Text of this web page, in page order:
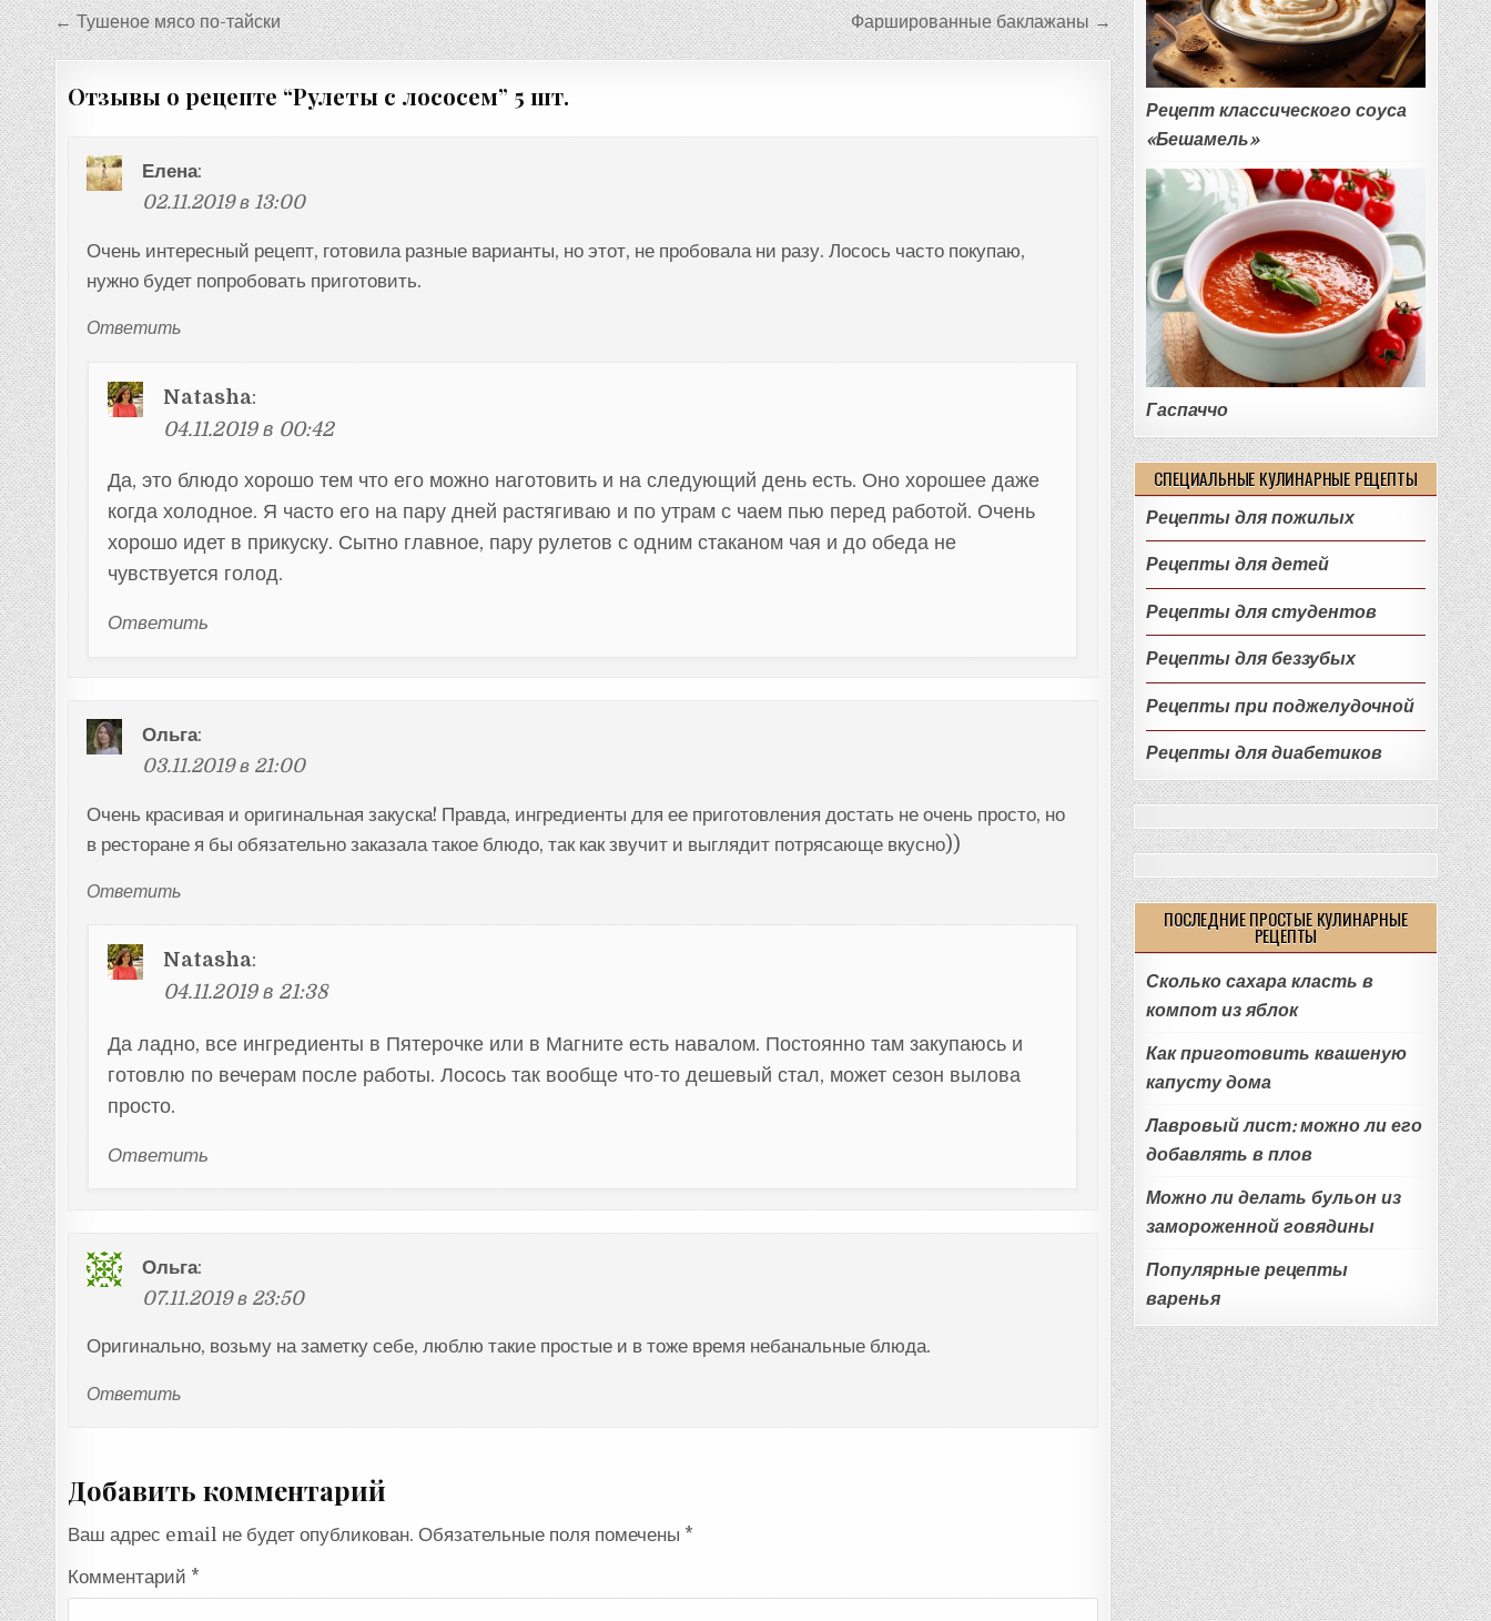
Навигация
по
записям
← Тушеное мясо по-тайски Фаршированные баклажаны →
Отзывы о рецепте “Рулеты с лососем” 5 шт.
Елена:
02.11.2019 в 13:00
Очень интересный рецепт, готовила разные варианты, но этот, не пробовала ни разу. Лосось часто покупаю,
нужно будет попробовать приготовить.
Ответить
Natasha:
04.11.2019 в 00:42
Да, это блюдо хорошо тем что его можно наготовить и на следующий день есть. Оно хорошее даже
когда холодное. Я часто его на пару дней растягиваю и по утрам с чаем пью перед работой. Очень
хорошо идет в прикуску. Сытно главное, пару рулетов с одним стаканом чая и до обеда не
чувствуется голод.
Ответить
Ольга:
03.11.2019 в 21:00
Очень красивая и оригинальная закуска! Правда, ингредиенты для ее приготовления достать не очень просто, но
в ресторане я бы обязательно заказала такое блюдо, так как звучит и выглядит потрясающе вкусно))
Ответить
Natasha:
04.11.2019 в 21:38
Да ладно, все ингредиенты в Пятерочке или в Магните есть навалом. Постоянно там закупаюсь и
готовлю по вечерам после работы. Лосось так вообще что-то дешевый стал, может сезон вылова
просто.
Ответить
Ольга:
07.11.2019 в 23:50
Оригинально, возьму на заметку себе, люблю такие простые и в тоже время небанальные блюда.
Ответить
Добавить комментарий
Ваш адрес email не будет опубликован. Обязательные поля помечены *
Комментарий *
Рецепт классического соуса
«Бешамель»
Гаспаччо
СПЕЦИАЛЬНЫЕ КУЛИНАРНЫЕ РЕЦЕПТЫ
Рецепты для пожилых
Рецепты для детей
Рецепты для студентов
Рецепты для беззубых
Рецепты при поджелудочной
Рецепты для диабетиков
ПОСЛЕДНИЕ ПРОСТЫЕ КУЛИНАРНЫЕ
РЕЦЕПТЫ
Сколько сахара класть в
компот из яблок
Как приготовить квашеную
капусту дома
Лавровый лист: можно ли его
добавлять в плов
Можно ли делать бульон из
замороженной говядины
Популярные рецепты
варенья